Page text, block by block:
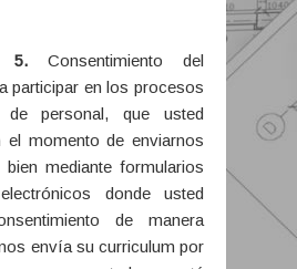
5. Consentimiento del
participar en los procesos
de personal, que usted
el momento de enviarnos
mediante formularios
donde usted
de manera
envía su curriculum por